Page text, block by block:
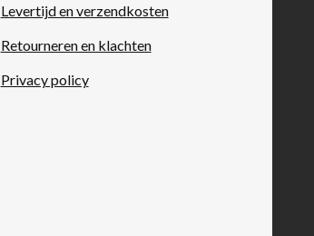
Levertijd en verzendkosten
Retourneren en klachten
Privacy policy